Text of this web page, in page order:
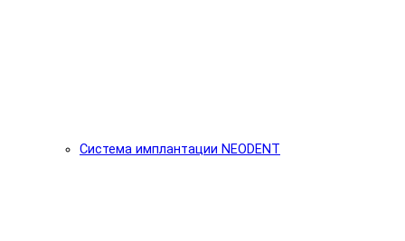
Система имплантации NEODENT